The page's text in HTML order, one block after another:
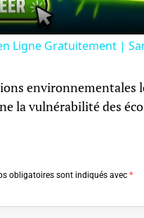
Ligne Gratuitement |
environnementales
la vulnérabilité des
obligatoires sont indiqués avec *